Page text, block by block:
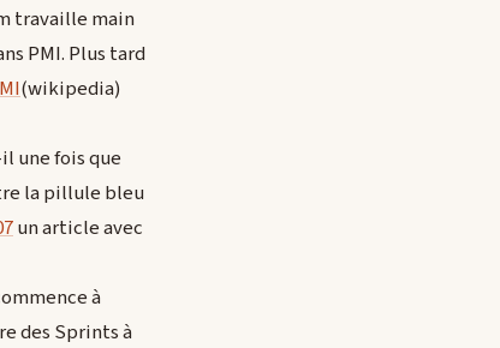
travaille main
PMI. Plus tard
(wikipedia)
une fois que
la pillule bleu
un article avec
à
des Sprints à